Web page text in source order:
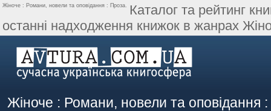
Жіноче : Романи, новели та оповідання : Проза. Каталог та рейтинг
останні надходження книжок в жанрах
Жіноче : Романи, новели та оповідання